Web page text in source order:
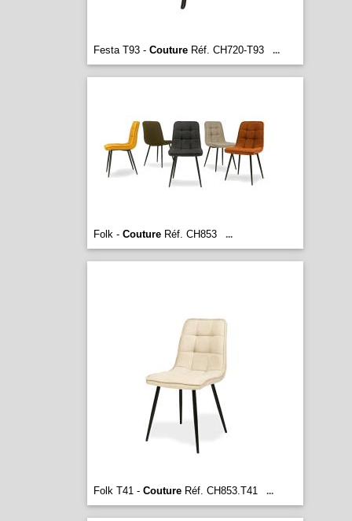
Festa T93 - CoutureRéf. CH720-T93 ...
Folk - CoutureRéf. CH853 ...
Folk T41 - CoutureRéf. CH853.T41 ...